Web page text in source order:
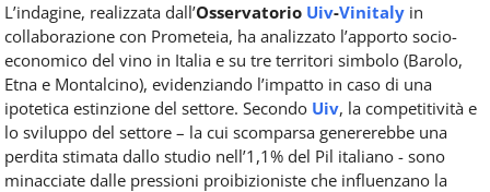
L’indagine, realizzata dall’Osservatorio Uiv-Vinitaly in
collaborazione con Prometeia, ha analizzato l’apporto socio-
economico del vino in Italia e su tre territori simbolo (Barolo,
Etna e Montalcino), evidenziando l’impatto in caso di una
ipotetica estinzione del settore. Secondo Uiv, la competitività e
lo sviluppo del settore – la cui scomparsa genererebbe una
perdita stimata dallo studio nell’1,1% del Pil italiano - sono
minacciate dalle pressioni proibizioniste che influenzano la